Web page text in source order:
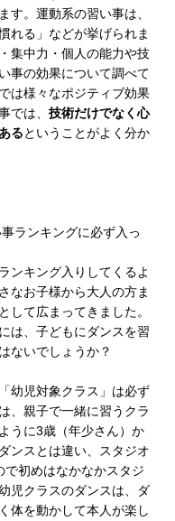
す。運動系の習い事は、
れる」などが挙げられま
集中力・個人の能力や技
事の効果について調べて
は様々なポジティブ効果
では、 技術だけでなく心
るということがよく分か
ランキングに必ず入っ
ンキング入りしてくるよ
なお子様から大人の方ま
して広まってきました。
は、子どもにダンスを習
ないでしょうか？
幼児対象クラス」は必ず
、親子で一緒に習うクラ
うに3歳（年少さん）か
ンスとは違い、スタジオ
初めはなかなかスタジ
児クラスのダンスは、ダ
体を動かして本人が楽し